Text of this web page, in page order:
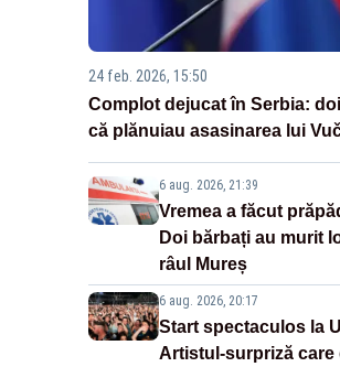
24 feb. 2026, 15:50
Complot dejucat în Serbia:
că plănuiau asasinarea lui
6 aug. 2026, 21:39
Vremea a făcut
Doi bărbați au murit
râul Mureș
6 aug. 2026, 20:17
Start spectaculos la
Artistul-surpriză care